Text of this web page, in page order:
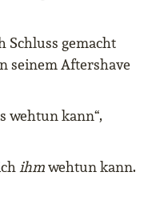
Schluss gemacht
seinem Aftershave
wehtun kann“,
ihmwehtun kann.